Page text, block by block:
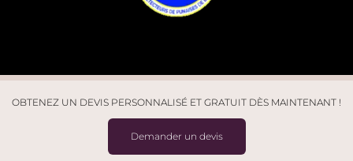
© Punaises Expert 2026. Tous droits réservés | Site créé par
Marchal| Design parStudio J7
OBTENEZ UN DEVIS PERSONNALISÉ ET GRATUIT DÈS MAINTENANT !
Demander un devis